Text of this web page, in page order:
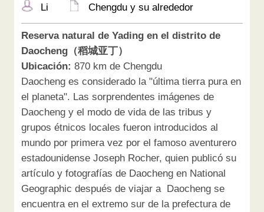
Li Chengdu y su alrededor
Reserva natural de Yading en el distrito de
Daocheng（稻城亚丁）
Ubicación: 870 km de Chengdu
Daocheng es considerado la "última tierra pura en
el planeta". Las sorprendentes imágenes de
Daocheng y el modo de vida de las tribus y
grupos étnicos locales fueron introducidos al
mundo por primera vez por el famoso aventurero
estadounidense Joseph Rocher, quien publicó su
artículo y fotografías de Daocheng en National
Geographic después de viajar a Daocheng se
encuentra en el extremo sur de la prefectura de